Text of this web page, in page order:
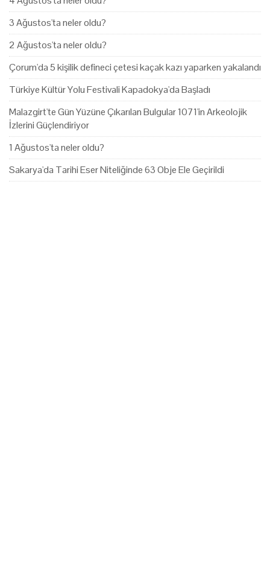
3 Ağustos'ta neler oldu?
2 Ağustos'ta neler oldu?
Çorum'da 5 kişilik defineci çetesi kaçak kazı yaparken yakalandı
Türkiye Kültür Yolu Festivali Kapadokya'da Başladı
Malazgirt'te Gün Yüzüne Çıkarılan Bulgular 1071'in Arkeolojik
İzlerini Güçlendiriyor
1 Ağustos'ta neler oldu?
Sakarya'da Tarihi Eser Niteliğinde 63 Obje Ele Geçirildi